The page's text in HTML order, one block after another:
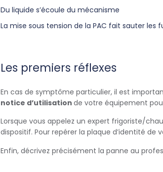
Du liquide s’écoule du mécanisme
La mise sous tension de la PAC fait sauter les
Les premiers réflexes
En cas de symptôme particulier, il est
notice d’utilisation de votre équipement
Lorsque vous appelez un expert frigoriste/
dispositif. Pour repérer la plaque d’identité de
Enfin, décrivez précisément la panne au